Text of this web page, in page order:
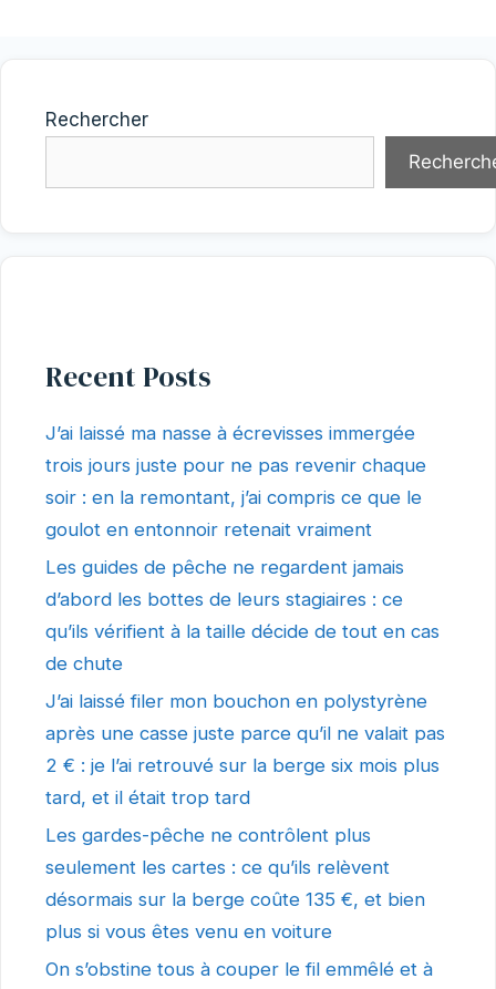
Rechercher
Recent Posts
J’ai laissé ma nasse à écrevisses immergée
trois jours juste pour ne pas revenir chaque
soir : en la remontant, j’ai compris ce que le
goulot en entonnoir retenait vraiment
Les guides de pêche ne regardent jamais
d’abord les bottes de leurs stagiaires : ce
qu’ils vérifient à la taille décide de tout en cas
de chute
J’ai laissé filer mon bouchon en polystyrène
après une casse juste parce qu’il ne valait pas
2 € : je l’ai retrouvé sur la berge six mois plus
tard, et il était trop tard
Les gardes-pêche ne contrôlent plus
seulement les cartes : ce qu’ils relèvent
désormais sur la berge coûte 135 €, et bien
plus si vous êtes venu en voiture
On s’obstine tous à couper le fil emmêlé et à